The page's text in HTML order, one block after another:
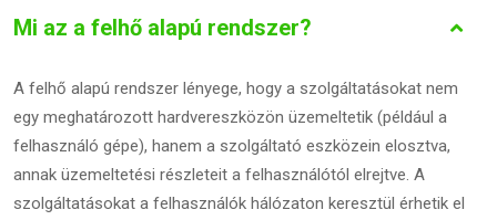
Mi az a felhő alapú rendszer?
A felhő alapú rendszer lényege, hogy a szolgáltatásokat nem
egy meghatározott hardvereszközön üzemeltetik (például a
felhasználó gépe), hanem a szolgáltató eszközein elosztva,
annak üzemeltetési részleteit a felhasználótól elrejtve. A
szolgáltatásokat a felhasználók hálózaton keresztül érhetik el